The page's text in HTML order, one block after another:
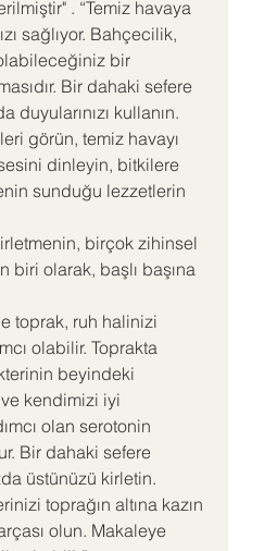
. “Temiz havaya
sağlıyor. Bahçecilik,
bir
Bir dahaki sefere
duyularınızı kullanın.
görün, temiz havayı
dinleyin, bitkilere
sunduğu lezzetlerin
birçok zihinsel
biri olarak, başlı başına
toprak, ruh halinizi
olabilir. Toprakta
beyindeki
kendimizi iyi
olan serotonin
Bir dahaki sefere
üstünüzü kirletin.
toprağın altına kazın
olun. Makaleye